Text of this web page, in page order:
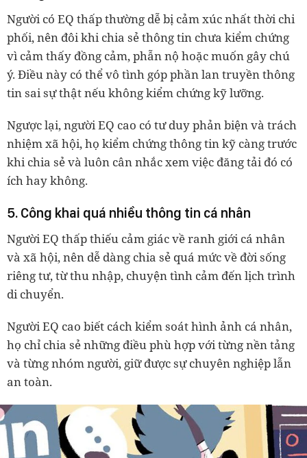
Người có EQ thấp thường dễ bị cảm xúc nhất thời chi
phối, nên đôi khi chia sẻ thông tin chưa kiểm chứng
vì cảm thấy đồng cảm, phẫn nộ hoặc muốn gây chú
ý. Điều này có thể vô tình góp phần lan truyền thông
tin sai sự thật nếu không kiểm chứng kỹ lưỡng.
Ngược lại, người EQ cao có tư duy phản biện và trách
nhiệm xã hội, họ kiểm chứng thông tin kỹ càng trước
khi chia sẻ và luôn cân nhắc xem việc đăng tải đó có
ích hay không.
5. Công khai quá nhiều thông tin cá nhân
Người EQ thấp thiếu cảm giác về ranh giới cá nhân
và xã hội, nên dễ dàng chia sẻ quá mức về đời sống
riêng tư, từ thu nhập, chuyện tình cảm đến lịch trình
di chuyển.
Người EQ cao biết cách kiểm soát hình ảnh cá nhân,
họ chỉ chia sẻ những điều phù hợp với từng nền tảng
và từng nhóm người, giữ được sự chuyên nghiệp lẫn
an toàn.